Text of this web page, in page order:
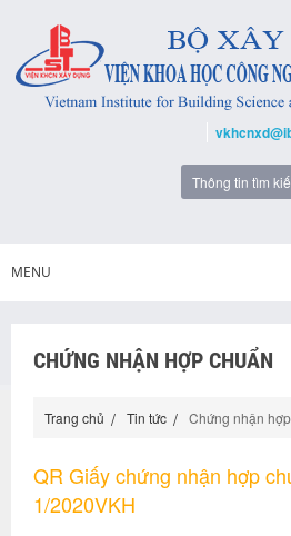
MENU
CHỨNG NHẬN HỢP CHUẨN
Trang chủ Tin tức Chứng nhận
QR Giấy chứng nhận hợp
1/2020VKH